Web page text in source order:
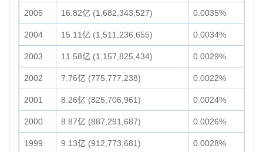
2005 16.82亿 (1,682,343,527) 0.0035%
2004 15.11亿 (1,511,236,655) 0.0034%
2003 11.58亿 (1,157,825,434) 0.0029%
2002 7.76亿 (775,777,238) 0.0022%
2001 8.26亿 (825,706,961) 0.0024%
2000 8.87亿 (887,291,687) 0.0026%
1999 9.13亿 (912,773,681) 0.0028%